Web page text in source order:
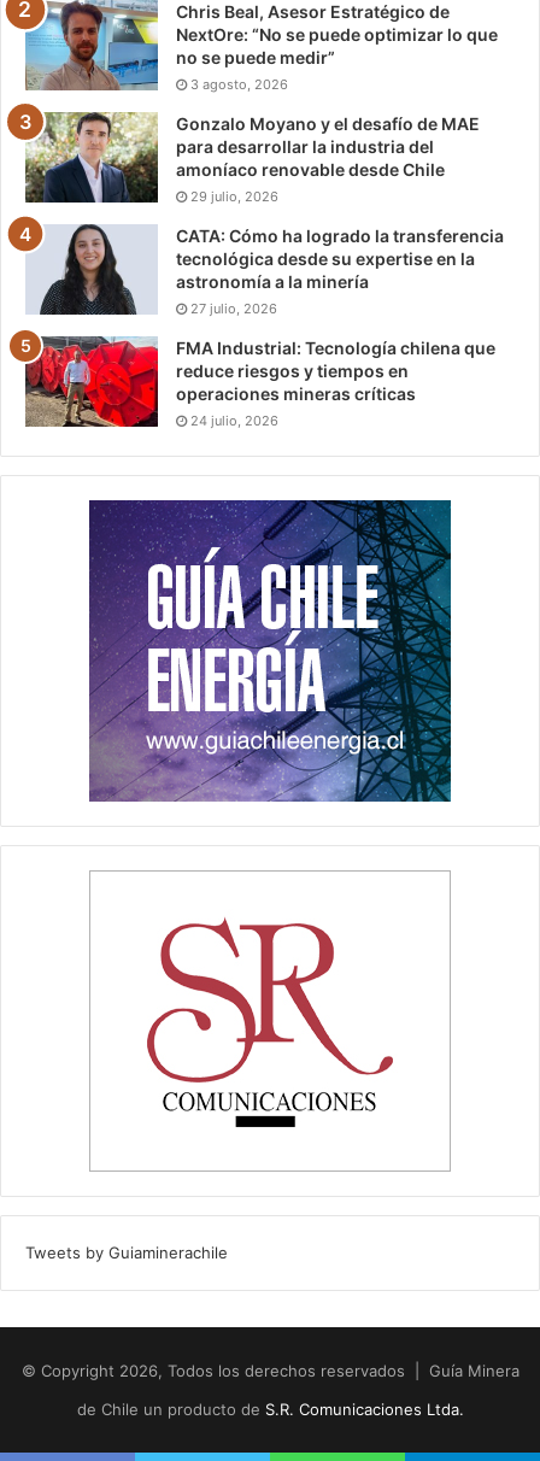
Chris Beal, Asesor Estratégico de
NextOre: “No se puede optimizar lo que
no se puede medir”
3 agosto, 2026
Gonzalo Moyano y el desafío de MAE
para desarrollar la industria del
amoníaco renovable desde Chile
29 julio, 2026
CATA: Cómo ha logrado la transferencia
tecnológica desde su expertise en la
astronomía a la minería
27 julio, 2026
FMA Industrial: Tecnología chilena que
reduce riesgos y tiempos en
operaciones mineras críticas
24 julio, 2026
Tweets by Guiaminerachile
© Copyright 2026, Todos los derechos reservados | Guía Minera
de Chile un producto de S.R. Comunicaciones Ltda.